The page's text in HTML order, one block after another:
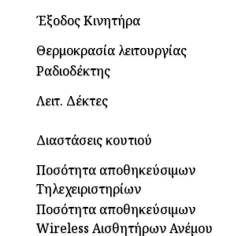
Έξοδος Κινητήρα
Θερμοκρασία λειτουργίας
Ραδιοδέκτης
Λειτ. Δέκτες
Διαστάσεις κουτιού
Ποσότητα αποθηκεύσιµων
Τηλεχειριστηρίων
Ποσότητα αποθηκεύσιµων
Wireless Αισθητήρων Ανέµου